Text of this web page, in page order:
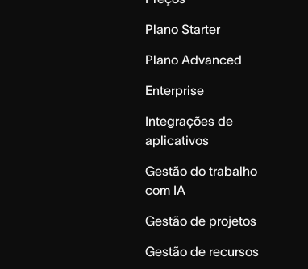
Plano Starter
Plano Advanced
Enterprise
Integrações de
aplicativos
Gestão do trabalho
com IA
Gestão de projetos
Gestão de recursos